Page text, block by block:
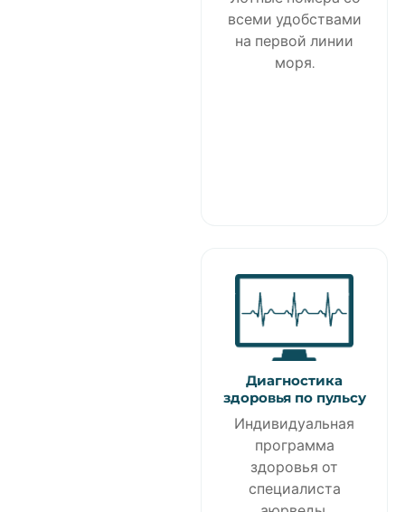
всеми удобствами
на первой линии
моря.
Диагностика
здоровья по пульсу
Индивидуальная
программа
здоровья от
специалиста